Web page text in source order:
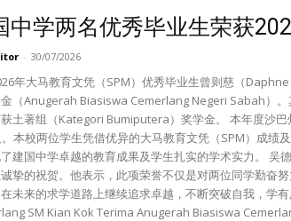
中学两名优秀毕业生荣获
- 30/07/2026
年大马教育文凭（SPM）优秀毕业生曾则慈（
（Anugerah Biasiswa Cemerlang Negeri Sabah）
土著组（Kategori Bumiputera）奖学金。 本年度沙
本校两位学生凭借优异的大马教育文凭（SPM）成绩
建国中学卓越的教育成果及学生扎实的学术实力。 吴
挚的祝贺。他表示，此项荣誉不仅是对两位同学勤奋
未来的求学道路上继续追求卓越，不断突破自我，学
SM Kian Kok Terima Anugerah Biasiswa